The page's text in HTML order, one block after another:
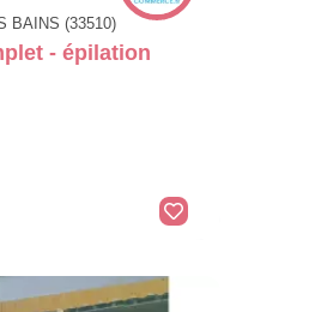
BAINS (33510)
- épilation